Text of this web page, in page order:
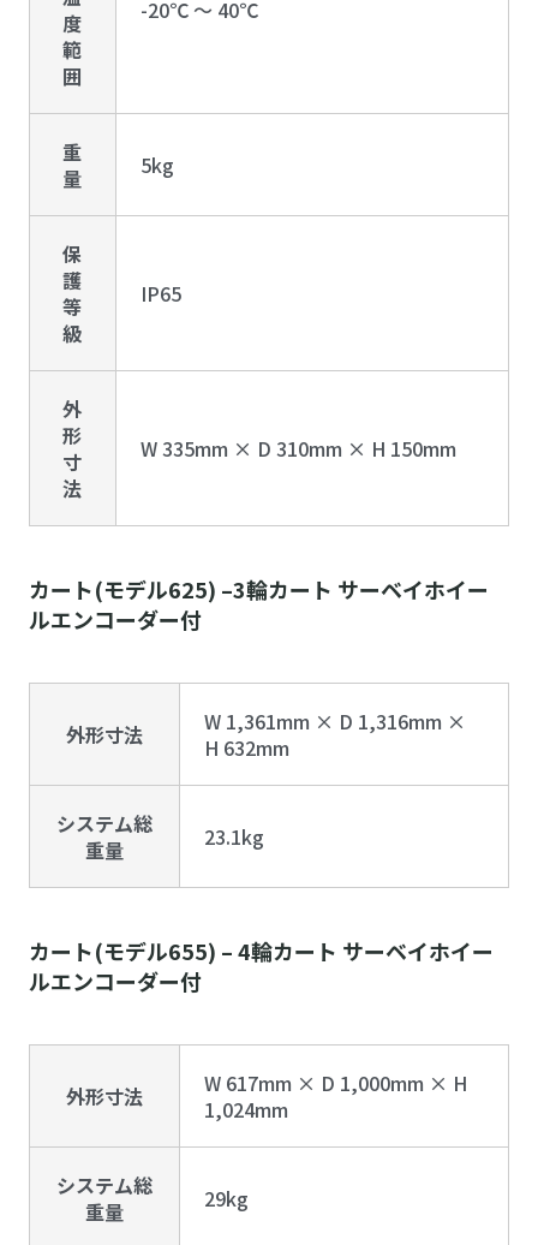
度
範
囲
-20℃ ～ 40℃
重
量
5kg
保
護
等
級
IP65
外
形
寸
法
W 335mm × D 310mm × H 150mm
カート(モデル625) –3輪カート サーベイホイー
ルエンコーダー付
外形寸法
W 1,361mm × D 1,316mm ×
H 632mm
システム総
重量
23.1kg
カート(モデル655) – 4輪カート サーベイホイー
ルエンコーダー付
外形寸法
W 617mm × D 1,000mm × H
1,024mm
システム総
重量
29kg